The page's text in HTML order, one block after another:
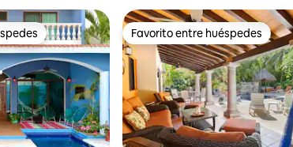
más destacadosFavorito entre huéspedes
Favorito entre huéspedes